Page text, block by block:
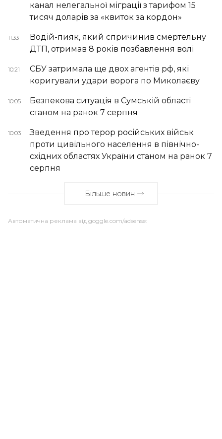
канал нелегальної міграції з тарифом 15
тисяч доларів за «квиток за кордон»
11:33
Водій-пияк, який спричинив смертельну
ДТП, отримав 8 років позбавлення волі
10:21
СБУ затримала ще двох агентів рф, які
коригували удари ворога по Миколаєву
10:05
Безпекова ситуація в Сумській області
станом на ранок 7 серпня
10:03
Зведення про терор російських військ
проти цивільного населення в північно-
східних областях України станом на ранок 7
серпня
Більше новин
Автоматична реклама від goggle.com/adsense: